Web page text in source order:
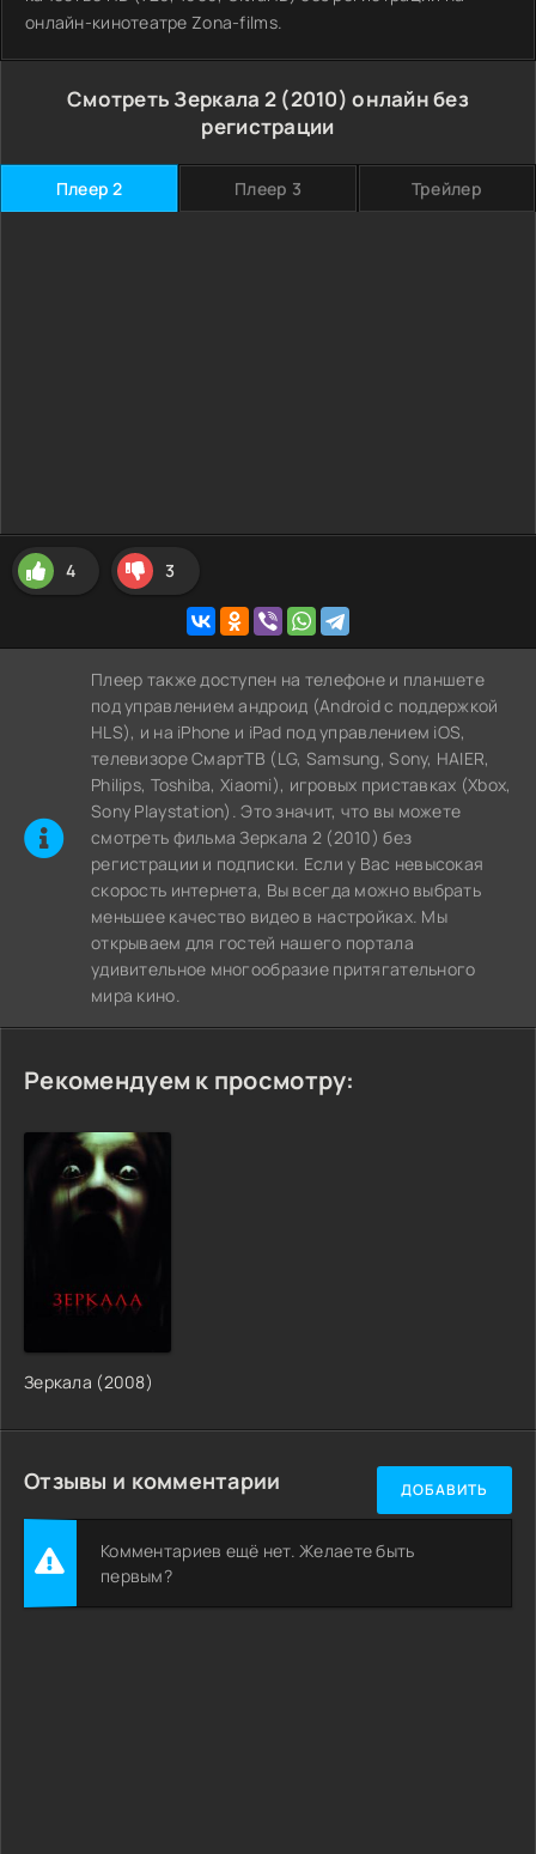
онлайн-кинотеатре Zona-films.
Смотреть Зеркала 2 (2010) онлайн без
регистрации
Плеер 2 Плеер 3 Трейлер
4 3
Плеер также доступен на телефоне и планшете
под управлением андроид (Android с поддержкой
HLS), и на iPhone и iPad под управлением iOS,
телевизоре СмартТВ (LG, Samsung, Sony, HAIER,
Philips, Toshiba, Xiaomi), игровых приставках (Xbox,
Sony Playstation). Это значит, что вы можете
cмотреть фильма Зеркала 2 (2010) без
регистрации и подписки. Если у Вас невысокая
скорость интернета, Вы всегда можно выбрать
меньшее качество видео в настройках. Мы
открываем для гостей нашего портала
удивительное многообразие притягательного
мира кино.
Рекомендуем к просмотру:
Зеркала (2008)
Отзывы и комментарии ДОБАВИТЬ
Комментариев ещё нет. Желаете быть
первым?